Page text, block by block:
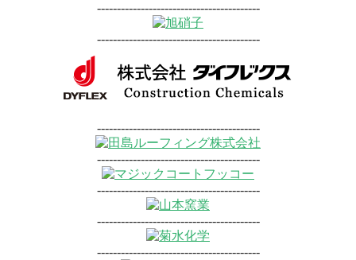
-----------------------------------------
-----------------------------------------
-----------------------------------------
-----------------------------------------
-----------------------------------------
-----------------------------------------
-----------------------------------------